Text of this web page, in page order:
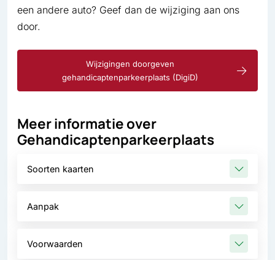
een andere auto? Geef dan de wijziging aan ons
door.
Wijzigingen doorgeven
gehandicaptenparkeerplaats (DigiD)
Meer informatie over
Gehandicaptenparkeerplaats
Soorten kaarten
Aanpak
Voorwaarden